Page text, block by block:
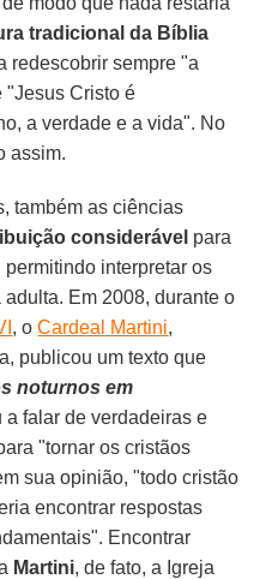
tradicional da Bíblia
redescobrir sempre "a
"Jesus Cristo é
a verdade e a vida". No
assim.
também as ciências
considerável para
interpretar os
Em 2008, durante o
, oCardeal Martini,
publicou um texto que
noturnos em
a falar de verdadeiras e
"tornar os cristãos
sua opinião, "todo cristão
encontrar respostas
Encontrar
Martini, de fato, a Igreja